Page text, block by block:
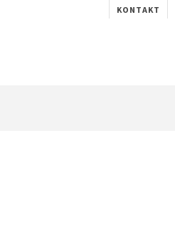
KONTAKT